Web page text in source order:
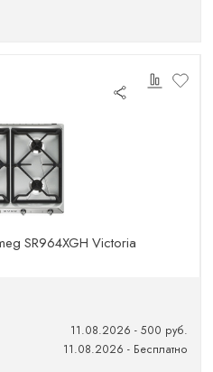
SR964XGH Victoria
11.08.2026 - 500 руб.
11.08.2026 - Бесплатно